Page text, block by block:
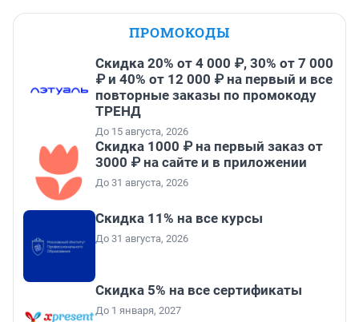
ПРОМОКОДЫ
Скидка 20% от 4 000 ₽, 30% от 7 000
₽ и 40% от 12 000 ₽ на первый и все
повторные заказы по промокоду
ТРЕНД
До 15 августа, 2026
Скидка 1000 ₽ на первый заказ от
3000 ₽ на сайте и в приложении
До 31 августа, 2026
Скидка 11% на все курсы
До 31 августа, 2026
Скидка 5% на все сертификаты
До 1 января, 2027